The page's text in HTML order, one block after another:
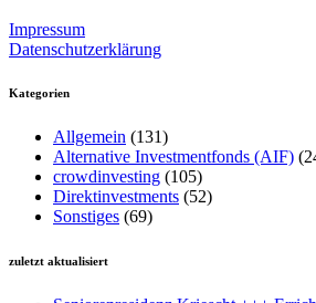
Impressum
Datenschutzerklärung
Kategorien
Allgemein (131)
Alternative Investmentfonds (AIF)
crowdinvesting (105)
Direktinvestments (52)
Sonstiges (69)
zuletzt aktualisiert